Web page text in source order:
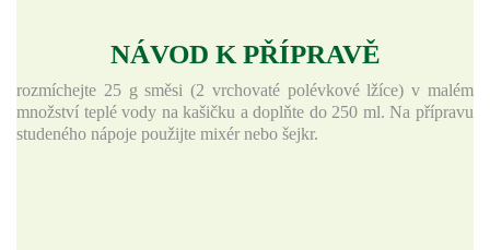
NÁVOD K PŘÍPRAVĚ
rozmíchejte 25 g směsi (2 vrchovaté polévkové lžíce) v malém
množství teplé vody na kašičku a doplňte do 250 ml. Na přípravu
studeného nápoje použijte mixér nebo šejkr.